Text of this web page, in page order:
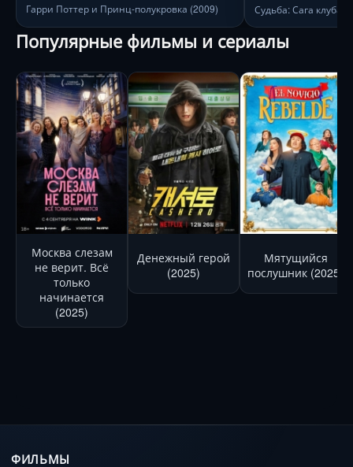
Гарри Поттер и Принц-полукровка (2009) Судьба: Сага клуба
Популярные фильмы и сериалы
Москва слезам
не верит. Всё
только
начинается
(2025)
Денежный герой
(2025)
Мятущийся
послушник (2025)
ФИЛЬМЫ